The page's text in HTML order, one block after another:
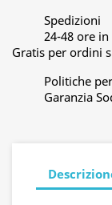
Spedizioni
24-48 ore
Gratis per ordini
Politiche
Garanzia